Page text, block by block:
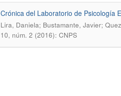
Crónica del Laboratorio de Psicología
Lira, Daniela; Bustamante, Javier;
10, núm. 2 (2016): CNPS